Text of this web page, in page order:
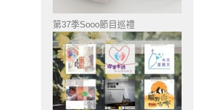
第37季Sooo節目巡禮